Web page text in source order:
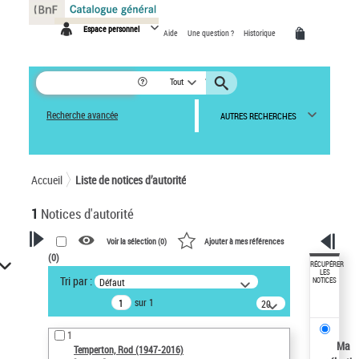
Espace personnel Aide Une question ? Historique
Tout
Recherche avancée AUTRES RECHERCHES
Accueil Liste de notices d’autorité
1 Notices d'autorité
VOTRE RECHERCHE
Recherche avancée dans les
notices d’autorité
Œuvres liées à l'auteur :
Temperton, Rod (1947-2016)
Voir la sélection (0) Ajouter à mes références
(0)
Tri par : Défaut
sur 1
20
résultats/page
1
Temperton, Rod (1947-2016)
RÉCUPÉRER
LES
NOTICES
Ma
Panneau de gestion des cookies